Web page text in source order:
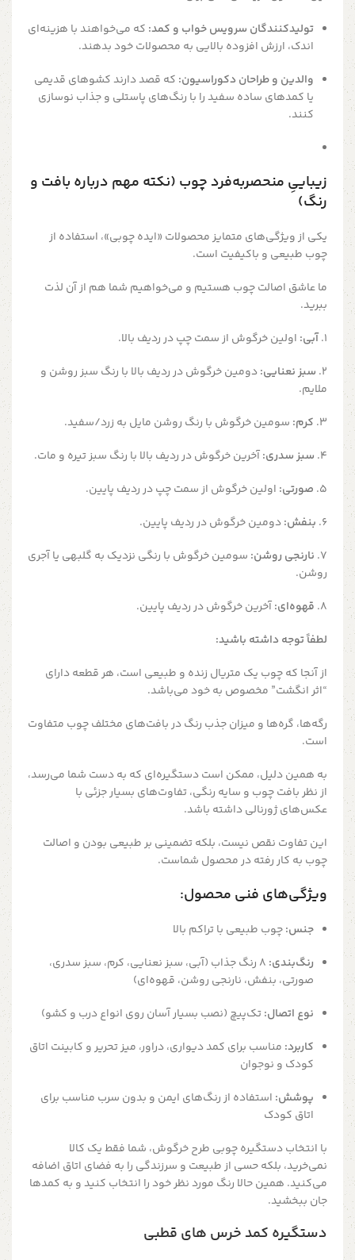
تولیدکنندگان سرویس خواب و کمد: که می‌خواهند با هزینه‌ای
اندک، ارزش افزوده بالایی به محصولات خود بدهند.
والدین و طراحان دکوراسیون: که قصد دارند کشوهای قدیمی
یا کمدهای ساده سفید را با رنگ‌های پاستلی و جذاب نوسازی
کنند.
زیباییِ منحصربه‌فرد چوب (نکته مهم درباره بافت و
رنگ)
یکی از ویژگی‌های متمایز محصولات «ایده چوبی»، استفاده از
چوب طبیعی و باکیفیت است.
ما عاشق اصالت چوب هستیم و می‌خواهیم شما هم از آن لذت
ببرید.
۱. آبی: اولین خرگوش از سمت چپ در ردیف بالا.
۲. سبز نعنایی:دومین خرگوش در ردیف بالا با رنگ سبز روشن و
ملایم.
۳. کرم: سومین خرگوش با رنگ روشن مایل به زرد/سفید.
۴. سبز سدری:آخرین خرگوش در ردیف بالا با رنگ سبز تیره و مات.
۵. صورتی: اولین خرگوش از سمت چپ در ردیف پایین.
۶. بنفش:دومین خرگوش در ردیف پایین.
۷. نارنجی روشن: سومین خرگوش با رنگی نزدیک به گلبهی یا آجری
روشن.
۸. قهوه‌ای:آخرین خرگوش در ردیف پایین.
لطفاً توجه داشته باشید:
از آنجا که چوب یک متریال زنده و طبیعی است، هر قطعه دارای
“اثر انگشت” مخصوص به خود می‌باشد.
رگه‌ها، گره‌ها و میزان جذب رنگ در بافت‌های مختلف چوب متفاوت
است.
به همین دلیل، ممکن است دستگیره‌ای که به دست شما می‌رسد،
از نظر بافت چوب و سایه رنگی، تفاوت‌های بسیار جزئی با
عکس‌های ژورنالی داشته باشد.
این تفاوت نقص نیست، بلکه تضمینی بر طبیعی بودن و اصالت
چوب به کار رفته در محصول شماست.
ویژگی‌های فنی محصول:
جنس:چوب طبیعی با تراکم بالا
رنگ‌بندی:
۸ رنگ جذاب (آبی، سبز نعنایی، کرم، سبز سدری،
صورتی، بنفش، نارنجی روشن، قهوه‌ای)
نوع اتصال:تک‌پیچ (نصب بسیار آسان روی انواع درب و کشو)
کاربرد: مناسب برای کمد دیواری، دراور، میز تحریر و کابینت اتاق
کودک و نوجوان
پوشش: استفاده از رنگ‌های ایمن و بدون سرب مناسب برای
اتاق کودک
با انتخاب دستگیره چوبی طرح خرگوش، شما فقط یک کالا
نمی‌خرید، بلکه حسی از طبیعت و سرزندگی را به فضای اتاق اضافه
می‌کنید. همین حالا رنگ مورد نظر خود را انتخاب کنید و به کمدها
جان ببخشید.
دستگیره‌ کمد خرس های قطبی